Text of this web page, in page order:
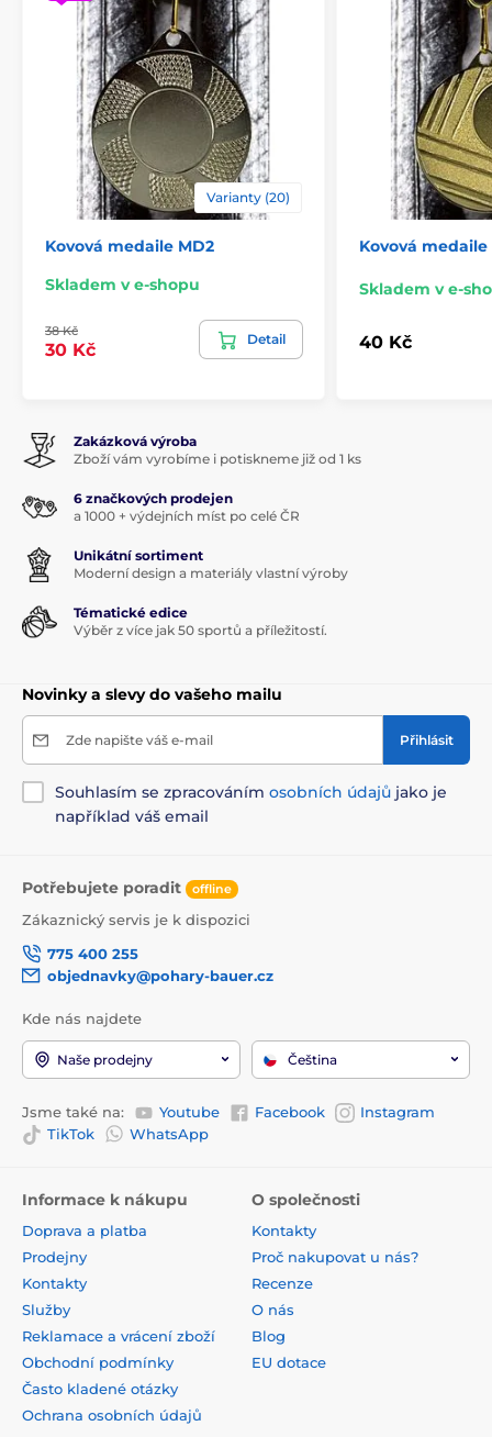
Varianty (20)
Kovová medaile MD2
Skladem v e-shopu
38 Kč
30 Kč
Detail
Kovová medaile
Skladem v e-
40 Kč
Zakázková výroba
Zboží vám vyrobíme i potiskneme již od 1 ks
6 značkových prodejen
a 1000 + výdejních míst po celé ČR
Unikátní sortiment
Moderní design a materiály vlastní výroby
Tématické edice
Výběr z více jak 50 sportů a příležitostí.
Novinky a slevy do vašeho mailu
Zde napište váš e-mail Přihlásit
Souhlasím se zpracováním osobních údajů jako je
například váš email
Potřebujete poradit offline
Zákaznický servis je k dispozici
775 400 255
objednavky@pohary-bauer.cz
Kde nás najdete
Naše prodejny Čeština
Jsme také na: Youtube Facebook
Instagram
TikTok
WhatsApp
Informace k nákupu
Doprava a platba
Prodejny
Kontakty
Služby
Reklamace a vrácení zboží
Obchodní podmínky
Často kladené otázky
Ochrana osobních údajů
O společnosti
Kontakty
Proč nakupovat u nás?
Recenze
O nás
Blog
EU dotace